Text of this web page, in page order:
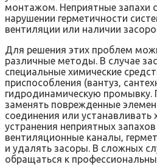
монтажом. Неприятные запахи
нарушении герметичности
вентиляции или наличии
Для решения этих проблем
различные методы. В случае
специальные химические
приспособления (вантуз‚
гидродинамическую промывку.
заменять поврежденные
соединения или
устранения неприятных
вентиляционные каналы‚
и удалять засоры. В сложных
обращаться к